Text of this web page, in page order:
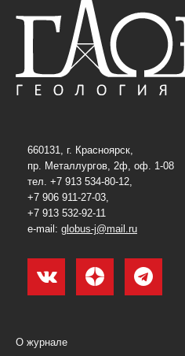
660131, г. Красноярск,
пр. Металлургов, 2ф, оф. 1-08
тел. +7 913 534-80-12,
+7 906 911-27-03,
+7 913 532-92-11
e-mail: globus-j@mail.ru
О журнале